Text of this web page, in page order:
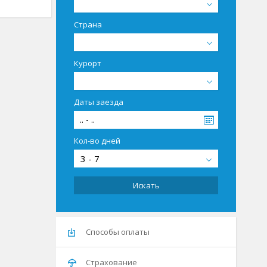
Страна
Курорт
Даты заезда
.. - ..
Кол-во дней
3 - 7
Искать
Способы оплаты
Страхование